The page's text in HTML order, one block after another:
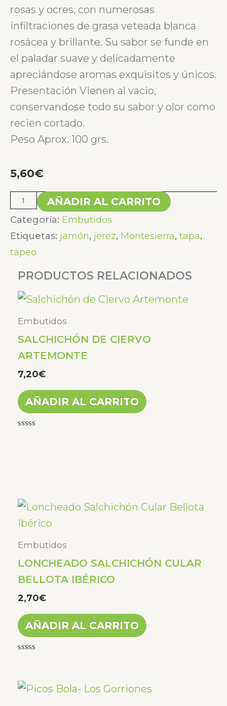
rosas y ocres, con numerosas
infiltraciones de grasa veteada blanca
rosácea y brillante. Su sabor se funde en
el paladar suave y delicadamente
apreciándose aromas exquisitos y únicos.
Presentación Vienen al vacio,
conservandose todo su sabor y olor como
recien cortado.
Peso Aprox. 100 grs.
5,60€
AÑADIR AL CARRITO
Categoría: Embutidos
Etiquetas: jamón, jerez, Montesierra, tapa,
tapeo
PRODUCTOS RELACIONADOS
Embutidos
SALCHICHÓN DE CIERVO
ARTEMONTE
7,20€
AÑADIR AL CARRITO
Embutidos
LONCHEADO SALCHICHÓN CULAR
BELLOTA IBÉRICO
2,70€
AÑADIR AL CARRITO
de